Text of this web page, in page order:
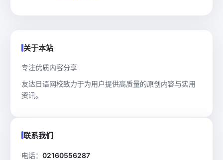
关于本站
专注优质内容分享
友达日语网校致力于为用户提供高质量的原创内容与实用
资讯。
联系我们
电话： 02160556287